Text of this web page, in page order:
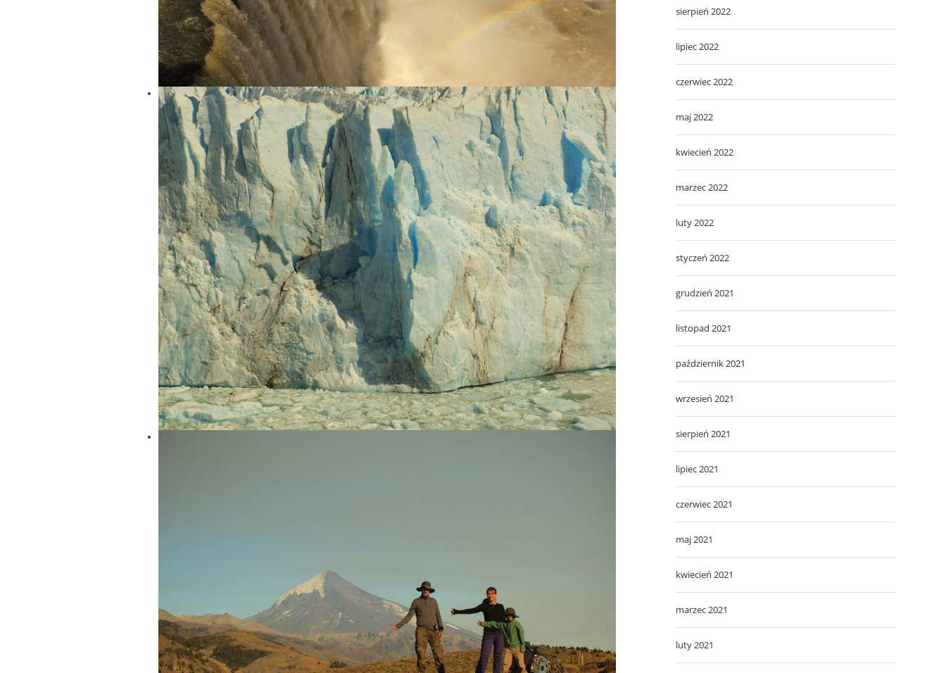
sierpień 2022
lipiec 2022
czerwiec 2022
maj 2022
kwiecień 2022
marzec 2022
luty 2022
styczeń 2022
grudzień 2021
listopad 2021
październik 2021
wrzesień 2021
sierpień 2021
lipiec 2021
czerwiec 2021
maj 2021
kwiecień 2021
marzec 2021
luty 2021